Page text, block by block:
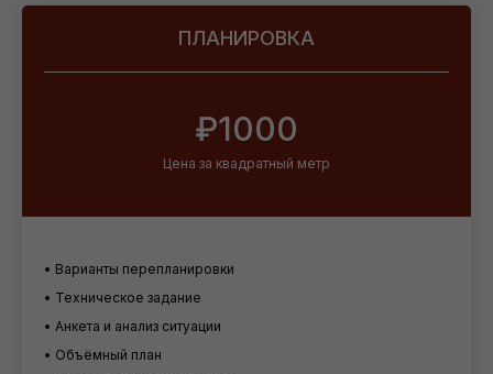
ПЛАНИРОВКА
₽1000
Цена за квадратный метр
• Варианты перепланировки
• Техническое задание
• Анкета и анализ ситуации
• Объёмный план